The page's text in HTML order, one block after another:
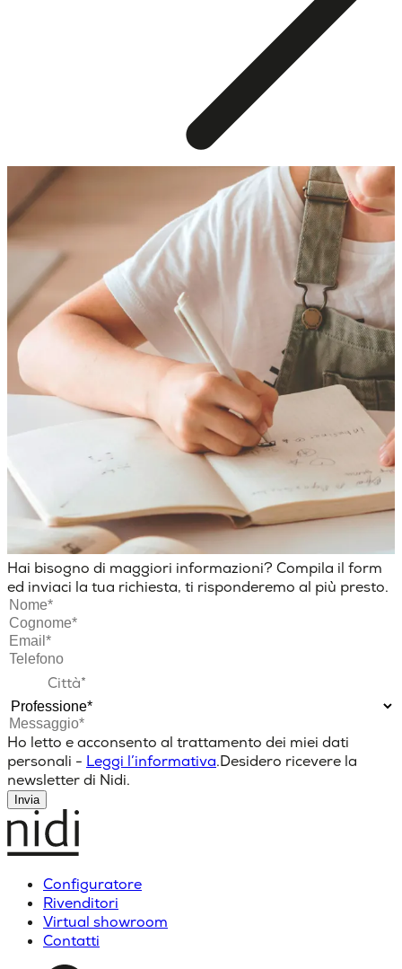
Hai bisogno di maggiori informazioni? Compila il form
ed inviaci la tua richiesta, ti risponderemo al più presto.
Ho letto e acconsento al trattamento dei miei dati
personali - Leggi l’informativa.Desidero ricevere la
newsletter di Nidi.
Invia
Configuratore
Rivenditori
Virtual showroom
Contatti